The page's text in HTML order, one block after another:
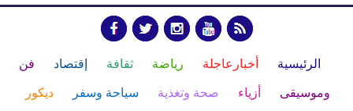
الرئيسية أخبارعاجلة رياضة ثقافة إقتصاد فن
وموسيقى أزياء صحة وتغذية سياحة وسفر ديكور